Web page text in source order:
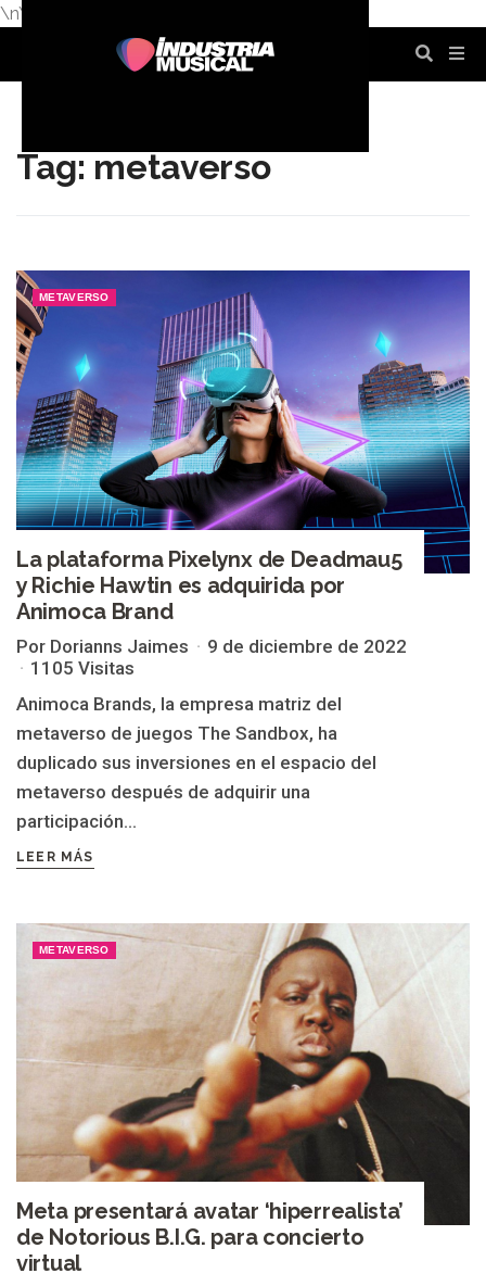
\n\n
Tag: metaverso
METAVERSO
La plataforma Pixelynx de Deadmau5
y Richie Hawtin es adquirida por
Animoca Brand
Por Dorianns Jaimes
9 de diciembre de 2022
1105 Visitas
Animoca Brands, la empresa matriz del
metaverso de juegos The Sandbox, ha
duplicado sus inversiones en el espacio del
metaverso después de adquirir una
participación...
LEER MÁS
METAVERSO
Meta presentará avatar ‘hiperrealista’
de Notorious B.I.G. para concierto
virtual